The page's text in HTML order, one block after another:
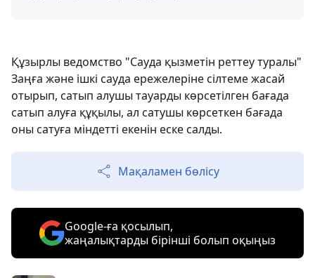
Құзырлы ведомство "Сауда қызметін реттеу туралы"
Заңға және ішкі сауда ережелеріне сілтеме жасай
отырып, сатып алушы тауарды көрсетілген бағада
сатып алуға құқылы, ал сатушы көрсеткен бағада
оны сатуға міндетті екенін еске салды.
Мақаламен бөлісу
Google-ға қосылып,
жаңалықтарды бірінші болып оқыңыз